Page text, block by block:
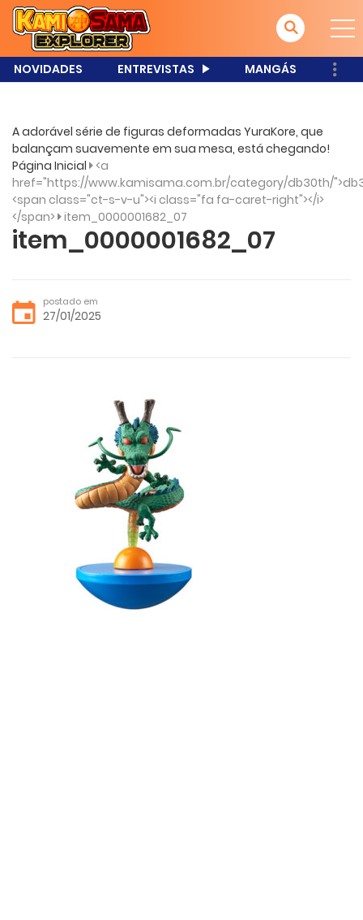
NOVIDADES ENTREVISTAS MANGÁS
A adorável série de figuras deformadas YuraKore, que
balançam suavemente em sua mesa, está chegando!
Página Inicial <a
href="https://www.kamisama.com.br/category/db30th/
<span class="ct-s-v-u"><i class="fa fa-caret-right"></i>
</span> item_0000001682_07
item_0000001682_07
postado em
27/01/2025